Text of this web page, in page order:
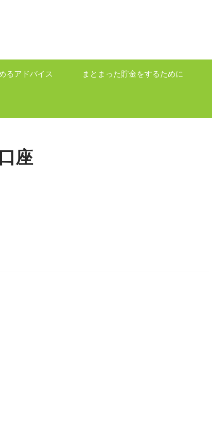
るアドバイス まとまった貯金をするために
口座